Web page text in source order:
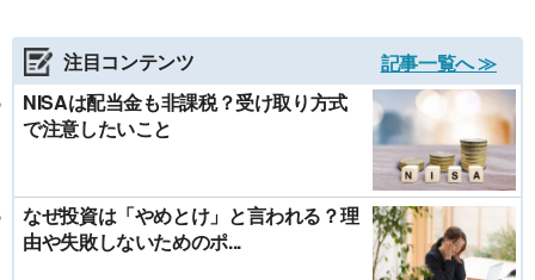
注目コンテンツ
記事一覧へ ≫
NISAは配当金も非課税？受け取り方式
で注意したいこと
なぜ投資は「やめとけ」と言われる？理
由や失敗しないためのポ...